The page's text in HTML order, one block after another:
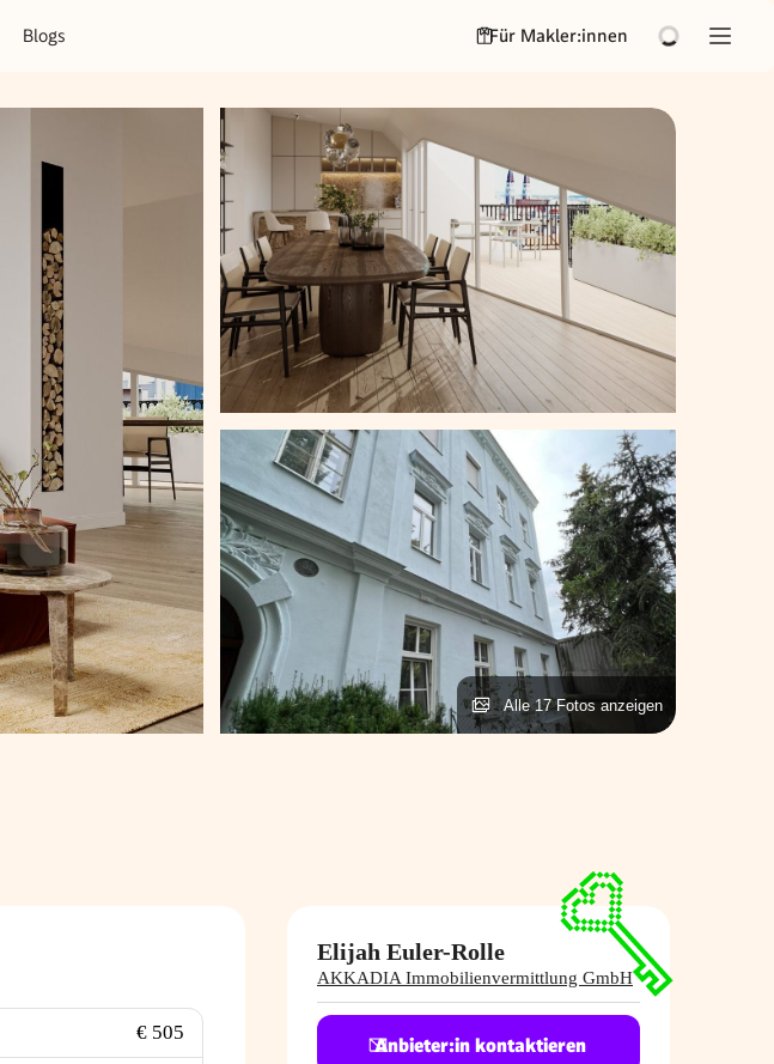
Blogs Für Makler:innen
Alle 17 Fotos anzeigen
€ 505
Elijah Euler-​Rolle
AKKADIA Immobilienvermittlung GmbH
Anbieter:in kontaktieren